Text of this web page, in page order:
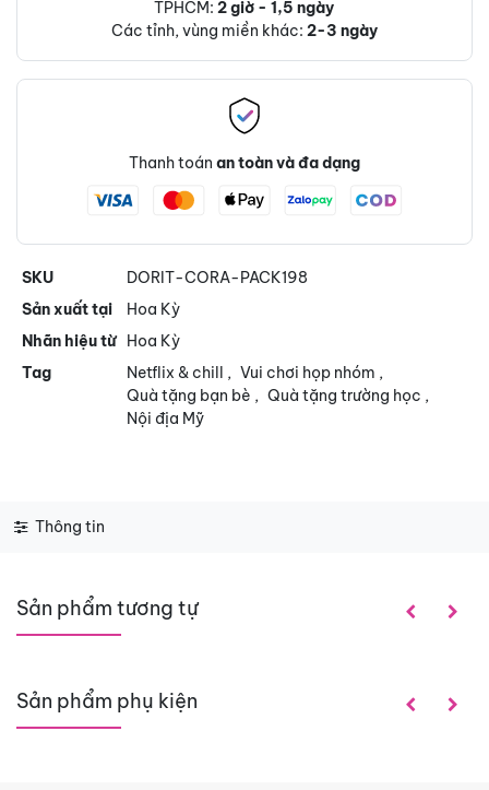
TPHCM:2 giờ - 1,5 ngày
Các tỉnh, vùng miền khác: 2-3 ngày
Thanh toán an toàn và đa dạng
SKU
DORIT-CORA-PACK198
Sản xuất tại
Hoa Kỳ
Nhãn hiệu từ
Hoa Kỳ
Tag
Netflix & chill , Vui chơi họp nhóm ,
Quà tặng bạn bè , Quà tặng trường học ,
Nội địa Mỹ
Thông tin
Sản phẩm tương tự
Sản phẩm phụ kiện